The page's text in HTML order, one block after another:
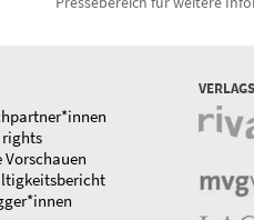
rights
Vorschauen